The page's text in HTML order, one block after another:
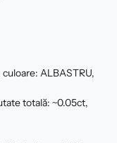
ALBASTRU,
totală: ~0.05ct,